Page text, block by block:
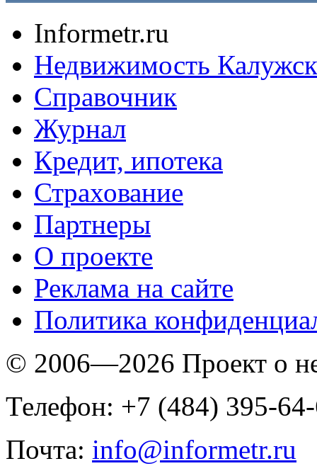
Informetr.ru
Недвижимость
Справочник
Журнал
Кредит, ипотека
Страхование
Партнеры
O проекте
Реклама на сайте
Политика
© 2006—2026 Проект о
Телефон: +7 (484) 395-
Почта: info@informetr.ru